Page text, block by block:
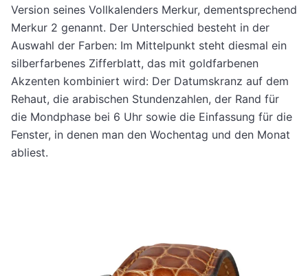
Version seines Vollkalenders Merkur, dementsprechend
Merkur 2 genannt. Der Unterschied besteht in der
Auswahl der Farben: Im Mittelpunkt steht diesmal ein
silberfarbenes Zifferblatt, das mit goldfarbenen
Akzenten kombiniert wird: Der Datumskranz auf dem
Rehaut, die arabischen Stundenzahlen, der Rand für
die Mondphase bei 6 Uhr sowie die Einfassung für die
Fenster, in denen man den Wochentag und den Monat
abliest.